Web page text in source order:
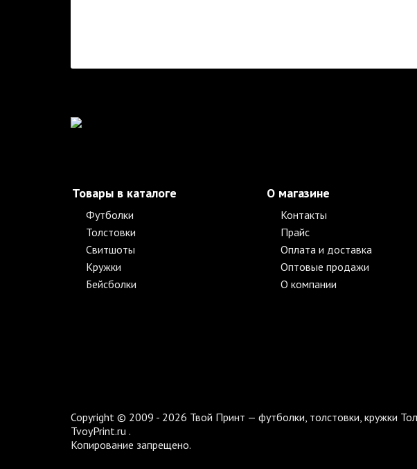
Товары в каталоге
Футболки
Толстовки
Свитшоты
Кружки
Бейсболки
О магазине
Контакты
Прайс
Оплата и доставка
Оптовые продажи
О компании
Copyright © 2009 - 2026 Твой Принт — футболки, толстовки, кружки
TvoyPrint.ru .
Копирование запрещено.